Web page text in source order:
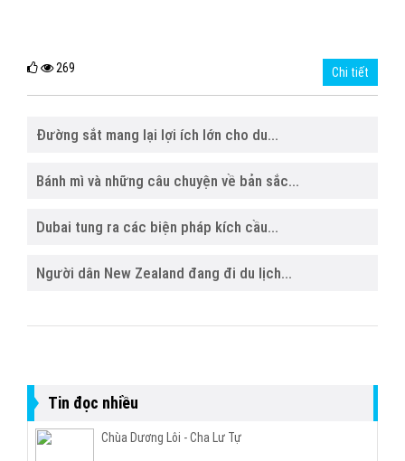
269 Chi tiết
Đường sắt mang lại lợi ích lớn cho du...
Bánh mì và những câu chuyện về bản sắc...
Dubai tung ra các biện pháp kích cầu...
Người dân New Zealand đang đi du lịch...
Tin đọc nhiều
Chùa Dương Lôi - Cha Lư Tự